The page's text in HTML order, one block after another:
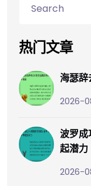
热门文章
海瑟辞
2026-
波罗成
起潜力
2026-